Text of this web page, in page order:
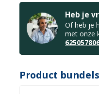
Heb je
Of heb je
met onze
Product bundels